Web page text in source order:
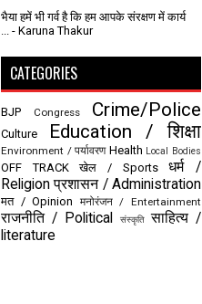
भैया हमें भी गर्व है कि हम आपके संरक्षण में कार्य
- Karuna Thakur
CATEGORIES
BJP Congress Crime/Police
Culture Education / शिक्षा
Environment / पर्यावरण Health Local Bodies
OFF TRACK खेल / Sports
धर्म /
Religion प्रशासन / Administration
मत / Opinion मनोरंजन / Entertainment
राजनीति / Political संस्कृति साहित्य /
literature